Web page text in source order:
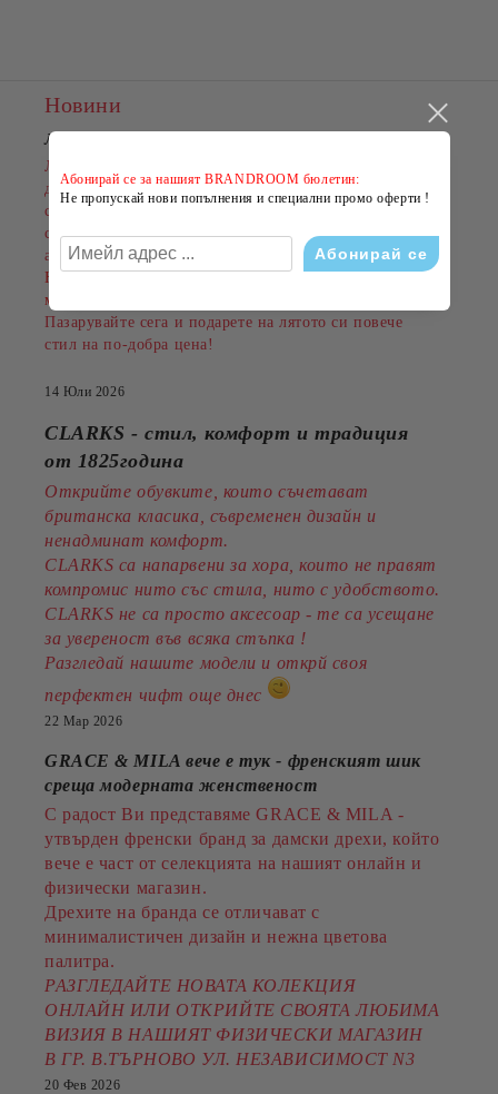
Новини
ЛЯТНО НАМАЛЕНИЕ В BRANDROOM
Лятото е сезонът на новите емоции, свежите визии и
добрите оферти. Именно затова BRANDROOM
стартира своята
ЛЯТНА РАЗПРОДАЖБА
с намаления до-50%на избрани обувки, дрехи и
аксесоари.
Намаленията важат за разнообразни артикули и
марки, а количествата са ограничени.
Пазарувайте сега и подарете на лятото си повече
стил на по-добра цена!
14 Юли 2026
CLARKS - стил, комфорт и традиция
от 1825година
Открийте обувките, които съчетават
британска класика, съвременен дизайн и
ненадминат комфорт.
CLARKS са напарвени за хора, които не правят
компромис нито със стила, нито с удобството.
CLARKS не са просто аксесоар - те са усещане
за увереност във всяка стъпка !
Разгледай нашите модели и открй своя
перфектен чифт още днес
22 Мар 2026
GRACE & MILA вече е тук - френският шик
среща модерната женственост
С радост Ви представяме GRACE & MILA -
утвърден френски бранд за дамски дрехи, който
вече е част от селекцията на нашият онлайн и
физически магазин.
Дрехите на бранда се отличават с
минималистичен дизайн и нежна цветова
палитра.
РАЗГЛЕДАЙТЕ НОВАТА КОЛЕКЦИЯ
ОНЛАЙН ИЛИ ОТКРИЙТЕ СВОЯТА ЛЮБИМА
ВИЗИЯ В НАШИЯТ ФИЗИЧЕСКИ МАГАЗИН
В ГР. В.ТЪРНОВО УЛ. НЕЗАВИСИМОСТ N3
20 Фев 2026
Абонирай се за нашият BRANDROOM бюлетин:
Не пропускай нови попълнения и специални промо оферти !